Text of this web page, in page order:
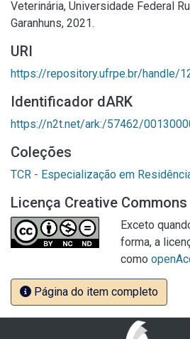
Veterinária, Universidade Federal
Garanhuns, 2021.
URI
https://repository.ufrpe.br/handle/
Identificador dARK
https://n2t.net/ark:/57462/
Coleções
TCR - Especialização em
Licença Creative Commons
Exceto
forma, a
como
Página do item completo